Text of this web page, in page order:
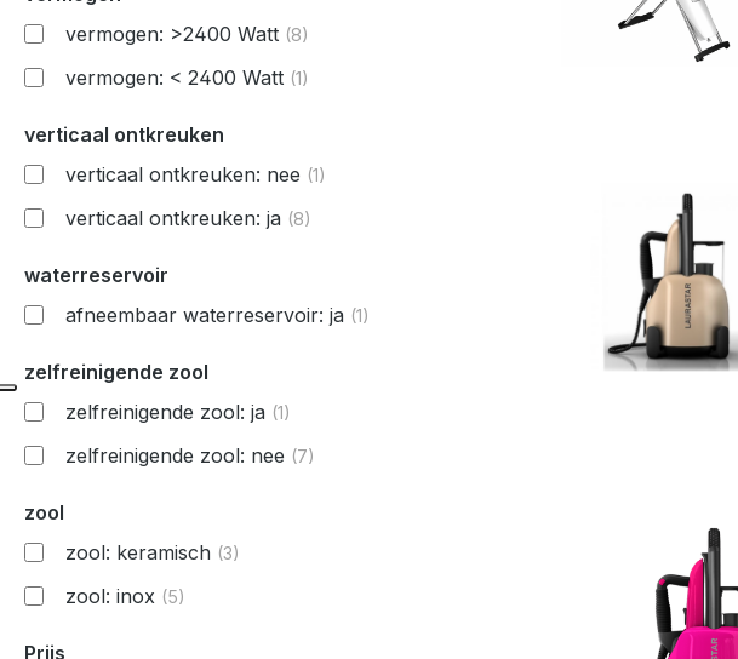
vermogen: >2400 Watt (8)
vermogen: < 2400 Watt (1)
verticaal ontkreuken
verticaal ontkreuken: nee (1)
verticaal ontkreuken: ja (8)
waterreservoir
afneembaar waterreservoir: ja (1)
zelfreinigende zool
zelfreinigende zool: ja (1)
zelfreinigende zool: nee (7)
zool
zool: keramisch (3)
zool: inox (5)
Prijs